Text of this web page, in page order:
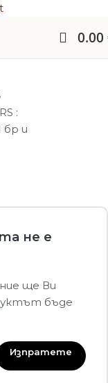
0.00
:
бр и
не е
ще Ви
бъде
Изпратете